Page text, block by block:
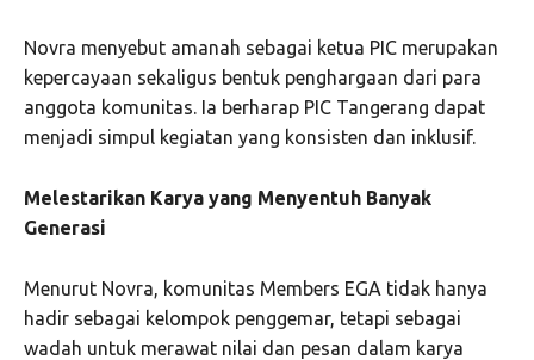
Novra menyebut amanah sebagai ketua PIC merupakan
kepercayaan sekaligus bentuk penghargaan dari para
anggota komunitas. Ia berharap PIC Tangerang dapat
menjadi simpul kegiatan yang konsisten dan inklusif.
Melestarikan Karya yang Menyentuh Banyak
Generasi
Menurut Novra, komunitas Members EGA tidak hanya
hadir sebagai kelompok penggemar, tetapi sebagai
wadah untuk merawat nilai dan pesan dalam karya